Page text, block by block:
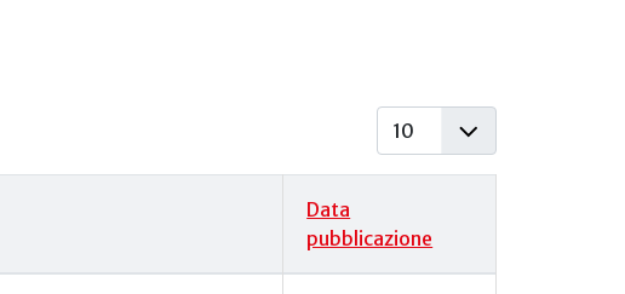
Visualizza #
Data
pubblicazione